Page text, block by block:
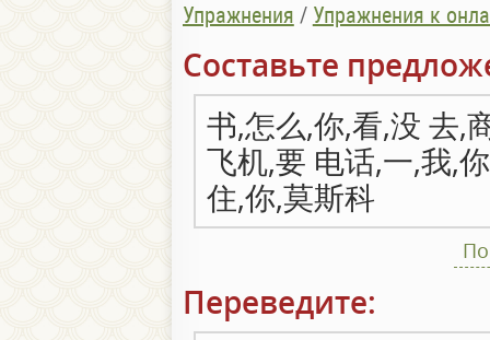
Упражнения / Упражнения к
Составьте
书,怎么,你,看,没 去,
飞机,要 电话,一,我,
住,你,莫斯科
Переведите: